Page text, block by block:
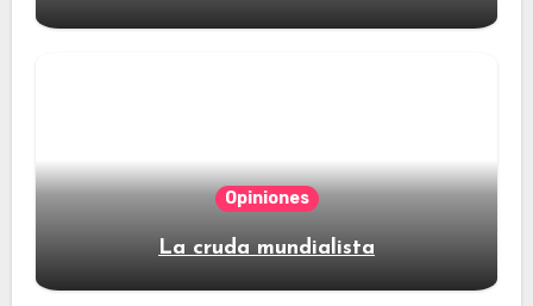
Opiniones
La cruda mundialista